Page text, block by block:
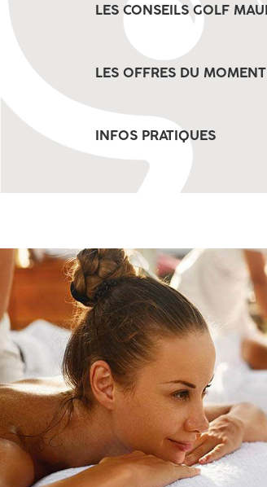
LES CONSEILS GOLF
LES OFFRES DU MOMENT
INFOS PRATIQUES